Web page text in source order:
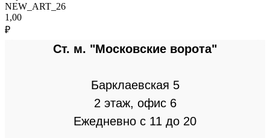
NEW_ART_26
1,00
₽
Ст. м. "Московские ворота"
Барклаевская 5
2 этаж, офис 6
Ежедневно с 11 до 20